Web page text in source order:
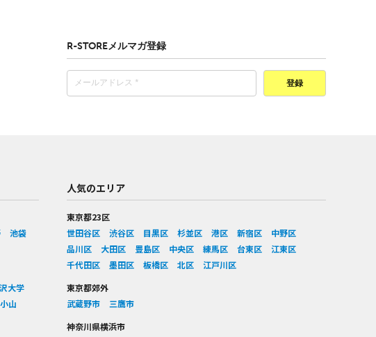
R-STOREメルマガ登録
登録
池袋
大学
山
人気のエリア
東京都23区
世田谷区
渋谷区 目黒区 杉並区 港区 新宿区
中野区
品川区
大田区 豊島区 中央区 練馬区 台東区
江東区
千代田区
墨田区 板橋区 北区
江戸川区
東京都郊外
武蔵野市
三鷹市
神奈川県横浜市